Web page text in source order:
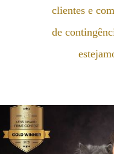
clientes e
de